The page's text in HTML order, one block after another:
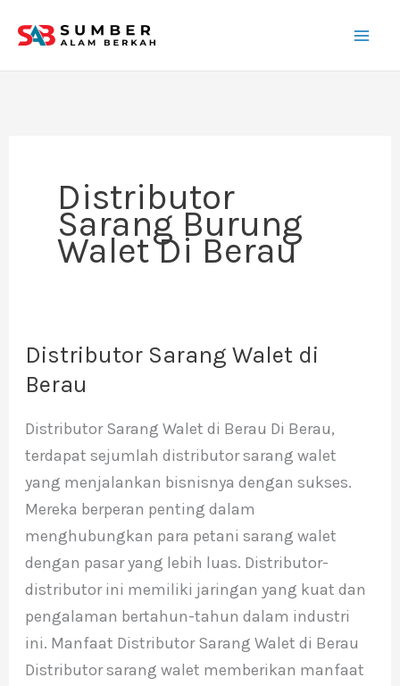
konten
Distributor
Sarang Burung
Walet Di Berau
Distributor Sarang Walet di
Berau
Distributor Sarang Walet di Berau Di Berau,
terdapat sejumlah distributor sarang walet
yang menjalankan bisnisnya dengan sukses.
Mereka berperan penting dalam
menghubungkan para petani sarang walet
dengan pasar yang lebih luas. Distributor-
distributor ini memiliki jaringan yang kuat dan
pengalaman bertahun-tahun dalam industri
ini. Manfaat Distributor Sarang Walet di Berau
Distributor sarang walet memberikan manfaat
Distributor
Sarang
di
Berau